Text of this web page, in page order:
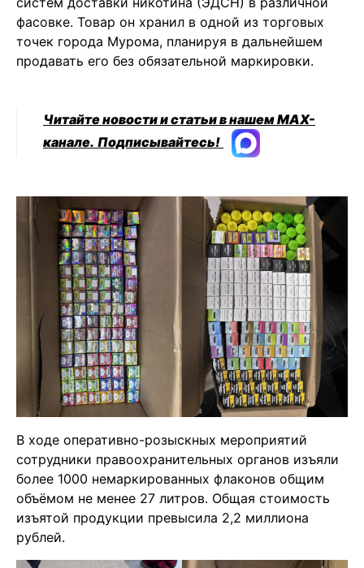
фасовке. Товар он хранил в одной из торговых
точек города Мурома, планируя в дальнейшем
продавать его без обязательной маркировки.
Читайте новости и статьи в нашем MAX-
канале. Подписывайтесь!
В ходе оперативно-розыскных мероприятий
сотрудники правоохранительных органов изъяли
более 1000 немаркированных флаконов общим
объёмом не менее 27 литров. Общая стоимость
изъятой продукции превысила 2,2 миллиона
рублей.